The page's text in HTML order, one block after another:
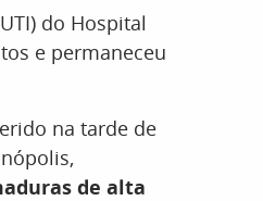
do Hospital
e permaneceu
na tarde de
de alta